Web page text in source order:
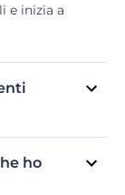
e inizia a
all'interno
il carattere, il
e alla
ho